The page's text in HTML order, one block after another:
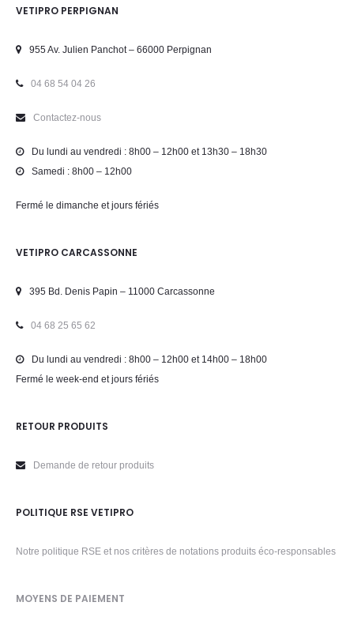
VETIPRO PERPIGNAN
955 Av. Julien Panchot – 66000 Perpignan
04 68 54 04 26
Contactez-nous
Du lundi au vendredi : 8h00 – 12h00 et 13h30 – 18h30
Samedi : 8h00 – 12h00
Fermé le dimanche et jours fériés
VETIPRO CARCASSONNE
395 Bd. Denis Papin – 11000 Carcassonne
04 68 25 65 62
Du lundi au vendredi : 8h00 – 12h00 et 14h00 – 18h00
Fermé le week-end et jours fériés
RETOUR PRODUITS
Demande de retour produits
POLITIQUE RSE VETIPRO
Notre politique RSE et nos critères de notations produits éco-responsables
MOYENS DE PAIEMENT